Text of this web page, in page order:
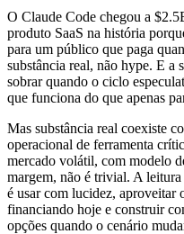
O Claude Code chegou a
produto SaaS na história
para um público que paga
substância real, não hype. E
sobrar quando o ciclo
que funciona do que apenas
Mas substância real coexiste
operacional de ferramenta
mercado volátil, com modelo
margem, não é trivial. A
é usar com lucidez, aproveitar
financiando hoje e construir
opções quando o cenário